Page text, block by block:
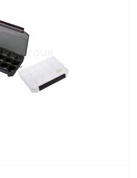
VOIR LE PRODUIT